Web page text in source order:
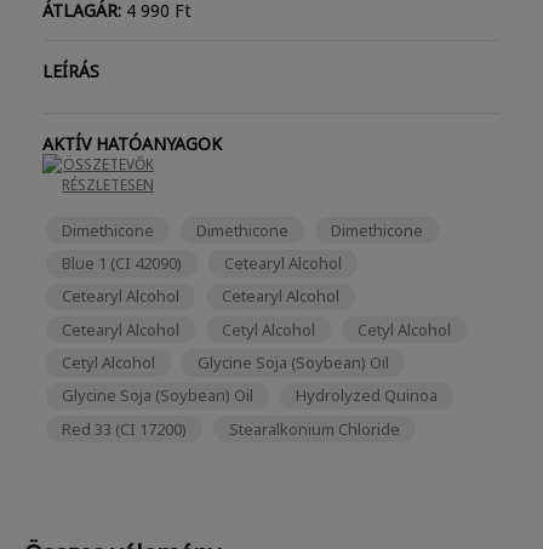
ÁTLAGÁR: 4 990 Ft
LEÍRÁS
AKTÍV HATÓANYAGOK
ÖSSZETEVŐK
RÉSZLETESEN
Dimethicone Dimethicone
Dimethicone
Blue 1 (CI 42090)
Cetearyl Alcohol
Cetearyl Alcohol
Cetearyl Alcohol
Cetearyl Alcohol
Cetyl Alcohol
Cetyl Alcohol
Cetyl Alcohol
Glycine Soja (Soybean) Oil
Glycine Soja (Soybean) Oil
Hydrolyzed Quinoa
Red 33 (CI 17200)
Stearalkonium Chloride